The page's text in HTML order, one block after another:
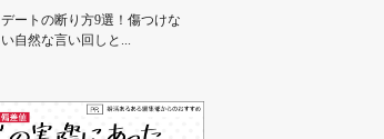
デートの断り方9選！傷つけな
い自然な言い回しと...